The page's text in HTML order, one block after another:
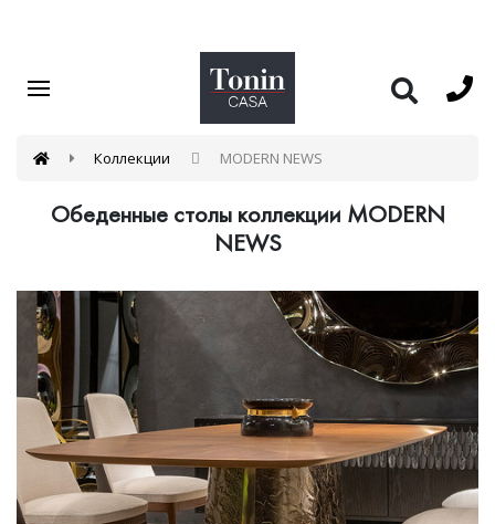
Коллекции MODERN NEWS
Обеденные столы коллекции MODERN
NEWS